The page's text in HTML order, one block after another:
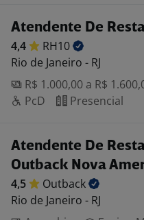
Atendente De
4,4
RH10
Rio de Janeiro - RJ
R$ 1.000,00 a R$
PcD
Presencial
Atendente De
Outback Nova
4,5
Outback
Rio de Janeiro - RJ